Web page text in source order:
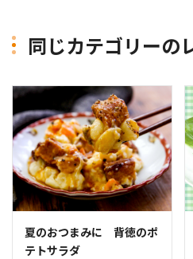
同じカテゴリーの
夏のおつまみに 背徳のポ
テトサラダ